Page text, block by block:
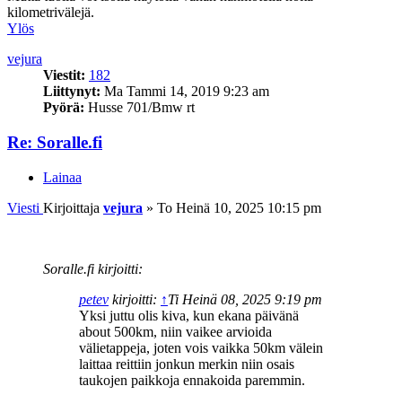
kilometrivälejä.
Ylös
vejura
Viestit: 182
Liittynyt: Ma Tammi 14, 2019 9:23 am
Pyörä: Husse 701/Bmw rt
Re: Soralle.fi
Lainaa
Viesti Kirjoittaja vejura » To Heinä 10, 2025 10:15 pm
Soralle.fi kirjoitti:
petev kirjoitti: ↑Ti Heinä 08, 2025 9:19 pm
Yksi juttu olis kiva, kun ekana päivänä
about 500km, niin vaikee arvioida
välietappeja, joten vois vaikka 50km välein
laittaa reittiin jonkun merkin niin osais
taukojen paikkoja ennakoida paremmin.